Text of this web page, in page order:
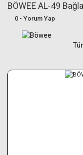
Canon R6
BÖWEE AL-49
0 - Yorum Yap